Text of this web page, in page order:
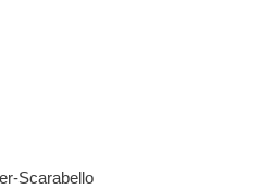
Scarabello